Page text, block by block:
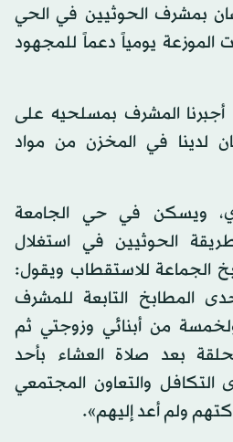
بمشرف الحوثيين في الحي
يومياً دعماً للمجهود
المشرف بمسلحيه على
لدينا في المخزن من مواد
ويسكن في حي الجامعة
الحوثيين في استغلال
الجماعة للاستقطاب ويقول:
المطابخ التابعة للمشرف
من أبنائي وزوجتي ثم
بعد صلاة العشاء بأحد
التكافل والتعاون المجتمعي
ولم أعد إليهم».